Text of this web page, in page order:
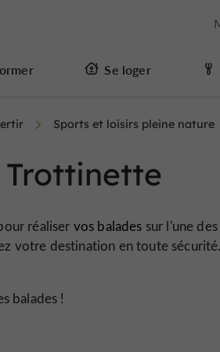
Se loger
Sports et loisirs pleine nature
réaliser vos balades sur l'une
votre destination en toute sécurité.
balades !